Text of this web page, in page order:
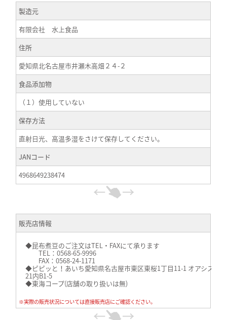
製造元
有限会社 水上食品
住所
愛知県北名古屋市井瀬木高畑２４-２
食品添加物
（１）使用していない
保存方法
直射日光、高温多湿をさけて保存してください。
JANコード
4968649238474
販売店情報
◆昆布煮豆のご注文はTEL・FAXにて承ります
TEL：0568-65-9996
FAX：0568-24-1171
◆ピピッと！あいち愛知県名古屋市東区東桜1丁目11-1 オアシス
21内B1-5
◆東海コープ(店舗の取り扱いは無)
※実際の販売状況については直接販売店にご確認ください。